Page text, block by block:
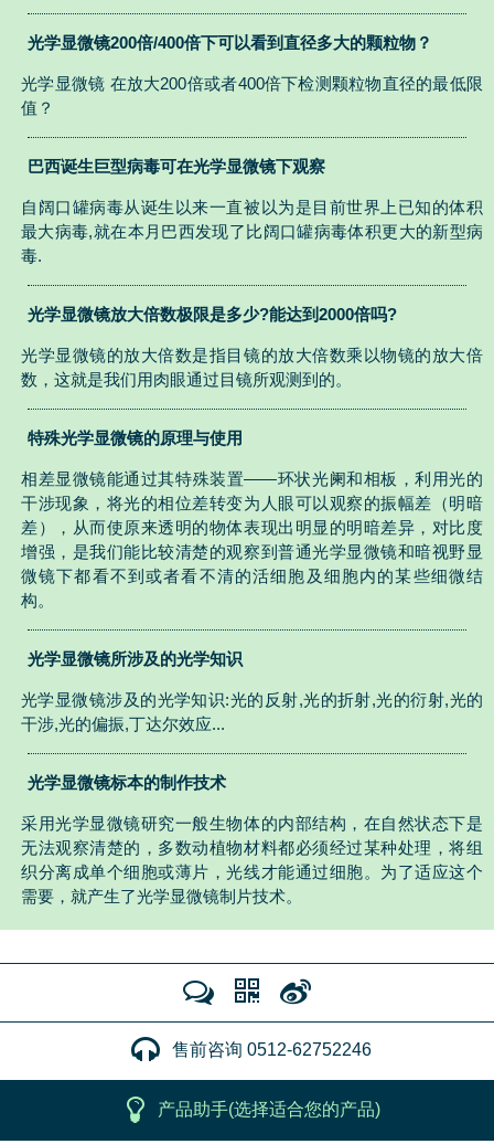
光学显微镜200倍/400倍下可以看到直径多大的颗粒物？
光学显微镜 在放大200倍或者400倍下检测颗粒物直径的最低限
值？
巴西诞生巨型病毒可在光学显微镜下观察
自阔口罐病毒从诞生以来一直被以为是目前世界上已知的体积
最大病毒,就在本月巴西发现了比阔口罐病毒体积更大的新型病
毒.
光学显微镜放大倍数极限是多少?能达到2000倍吗?
光学显微镜的放大倍数是指目镜的放大倍数乘以物镜的放大倍
数，这就是我们用肉眼通过目镜所观测到的。
特殊光学显微镜的原理与使用
相差显微镜能通过其特殊装置——环状光阑和相板，利用光的
干涉现象，将光的相位差转变为人眼可以观察的振幅差（明暗
差），从而使原来透明的物体表现出明显的明暗差异，对比度
增强，是我们能比较清楚的观察到普通光学显微镜和暗视野显
微镜下都看不到或者看不清的活细胞及细胞内的某些细微结
构。
光学显微镜所涉及的光学知识
光学显微镜涉及的光学知识:光的反射,光的折射,光的衍射,光的
干涉,光的偏振,丁达尔效应...
光学显微镜标本的制作技术
采用光学显微镜研究一般生物体的内部结构，在自然状态下是
无法观察清楚的，多数动植物材料都必须经过某种处理，将组
织分离成单个细胞或薄片，光线才能通过细胞。为了适应这个
需要，就产生了光学显微镜制片技术。
售前咨询 0512-62752246
产品助手(选择适合您的产品)